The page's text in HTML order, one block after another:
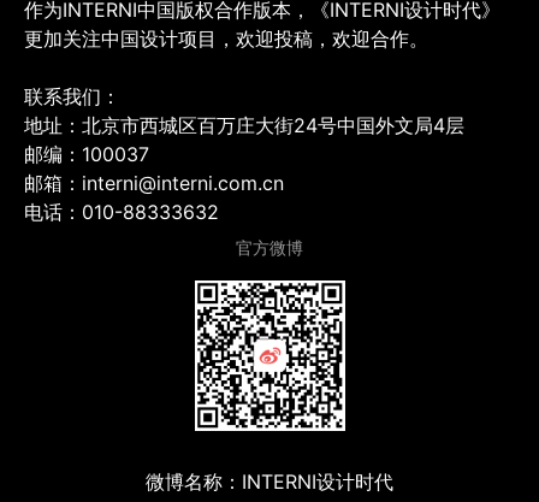
作为INTERNI中国版权合作版本，《INTERNI设计时代》
更加关注中国设计项目，欢迎投稿，欢迎合作。
联系我们：
地址：北京市西城区百万庄大街24号中国外文局4层
邮编：100037
邮箱：interni@interni.com.cn
电话：010-88333632
官方微博
微博名称：INTERNI设计时代